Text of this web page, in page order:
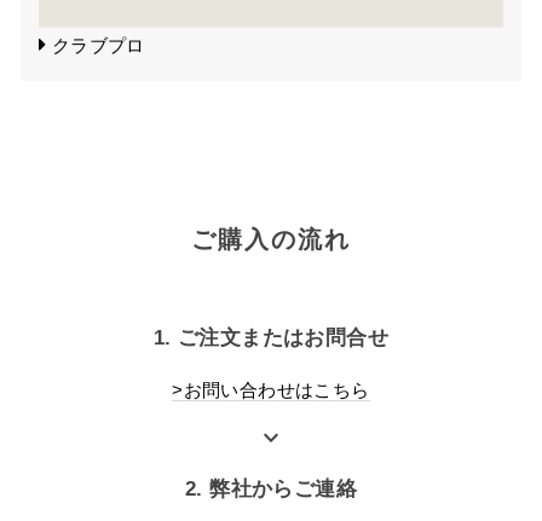
クラブプロ
ご購入の流れ
1. ご注文またはお問合せ
>お問い合わせはこちら
expand_more
2. 弊社からご連絡